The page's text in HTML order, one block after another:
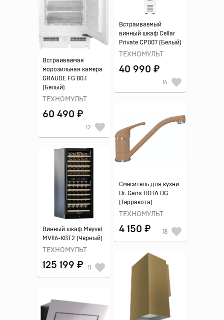
Встраиваемый
винный шкаф Cellar
Private CP007 (Белый)
ТЕХНОМУЛЬТ
40 990 ₽
14
Встраиваемая
морозильная камера
GRAUDE FG 80.1
(Белый)
ТЕХНОМУЛЬТ
60 490 ₽
12
Смеситель для кухни
Dr. Gans НОТА DG
(Терракота)
ТЕХНОМУЛЬТ
4 150 ₽ 18
Винный шкаф Meyvel
MV116-KBT2 (Черный)
ТЕХНОМУЛЬТ
125 199 ₽ 11